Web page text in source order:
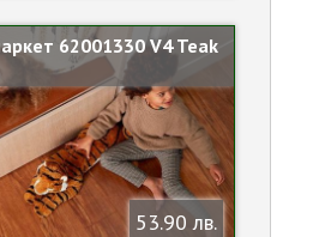
62001330 V4 Teak
53.90 лв.